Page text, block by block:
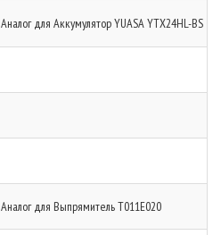
Аналог для Аккумулятор YUASA YTX24HL-BS
Аналог для Выпрямитель T011E020